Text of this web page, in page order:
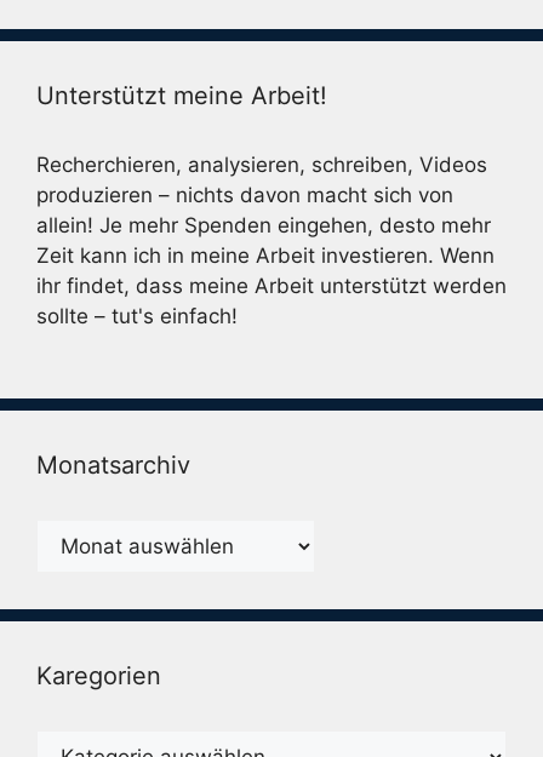
Unterstützt meine Arbeit!
Recherchieren, analysieren, schreiben, Videos
produzieren – nichts davon macht sich von
allein! Je mehr Spenden eingehen, desto mehr
Zeit kann ich in meine Arbeit investieren. Wenn
ihr findet, dass meine Arbeit unterstützt werden
sollte – tut's einfach!
Monatsarchiv
Monatsarchiv
Karegorien
Karegorien